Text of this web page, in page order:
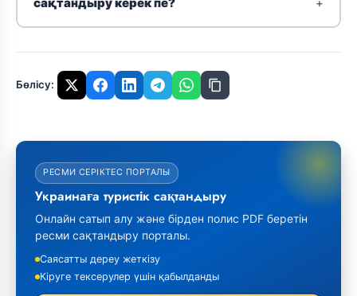
Бөлісу:
РЕСМИ СЕРІКТЕС ПОРТАЛЫ
Украинаға туристік сақтандыру
Онлайн сатып алу және бірден полис PDF беретін
ресми сақтандыру порталы.
Саясатты дереу жеткізу
Кіруге тексерулер үшін қабылданды